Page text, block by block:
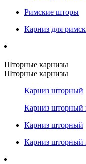
Римские шторы
Карниз для
Шторные карнизы
Шторные карнизы
Карниз шторный
Карниз шторный
Карниз шторный
Карниз шторный